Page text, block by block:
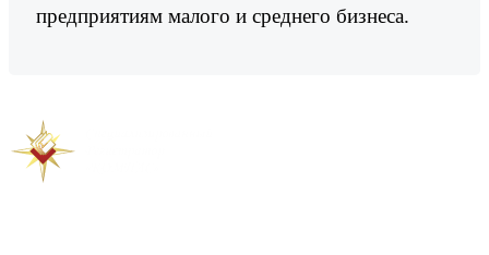
предприятиям малого и среднего бизнеса.